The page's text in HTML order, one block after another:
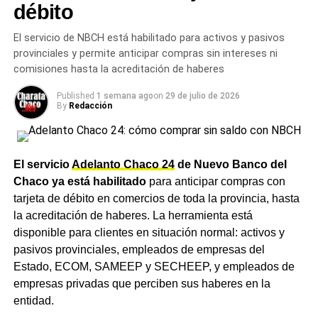
junio: cuánto cobra cada categoría con y sin
retiro
NOTICIAS
La siembra de trigo avanza a ritmo récord en el
Chaco y el NEA con los suelos cargados de
humedad
de suba nominal del haber.
Cuánto suben la AUH y las
asignaciones familiares
El incremento del 1,89% también impacta sobre las
asignaciones que administra el organismo. La Asignación
Universal por Hijo (AUH) subirá de $148.049 a
$150.847,13, mientras que la AUH por Discapacidad
pasará de $482.062 a $491.172,97. La Asignación
Familiar por Hijo del primer rango de ingresos se
actualizará de $74.033 a $75.432,22, en tanto que el
pago único por nacimiento subirá a $87.926.
Un trámite cada vez más cerca
en Charata
débito
El servicio de NBCH está habilitado para activos y pasivos
provinciales y permite anticipar compras sin intereses ni
comisiones hasta la acreditación de haberes
Published 1 semana agoon 29 de julio de 2026
By Redacción
El servicioAdelanto Chaco 24de Nuevo Banco del
Chaco ya está habilitadopara anticipar compras con
tarjeta de débito en comercios de toda la provincia, hasta
la acreditación de haberes. La herramienta está
disponible para clientes en situación normal: activos y
pasivos provinciales, empleados de empresas del
Estado, ECOM, SAMEEP y SECHEEP, y empleados de
empresas privadas que perciben sus haberes en la
entidad.